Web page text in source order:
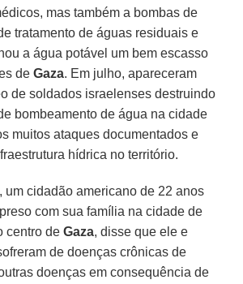
mas também a bombas de
tratamento de águas residuais e
a água potável um bem escasso
deGaza. Em julho, apareceram
de soldados israelenses destruindo
bombeamento de água na cidade
muitos ataques documentados e
hídrica no território.
, um cidadão americano de 22 anos
com sua família na cidade de
centro deGaza, disse que ele e
de doenças crônicas de
doenças em consequência de